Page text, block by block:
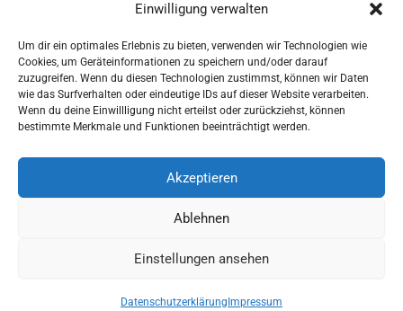
Einwilligung verwalten
Um dir ein optimales Erlebnis zu bieten, verwenden wir Technologien wie
Cookies, um Geräteinformationen zu speichern und/oder darauf
zuzugreifen. Wenn du diesen Technologien zustimmst, können wir Daten
wie das Surfverhalten oder eindeutige IDs auf dieser Website verarbeiten.
Wenn du deine Einwillligung nicht erteilst oder zurückziehst, können
bestimmte Merkmale und Funktionen beeinträchtigt werden.
Akzeptieren
Ablehnen
Einstellungen ansehen
Datenschutzerklärung Impressum
AGBs
Widerrufsbelehrung
Copyright © 2026 - Sattlerei Meinecke